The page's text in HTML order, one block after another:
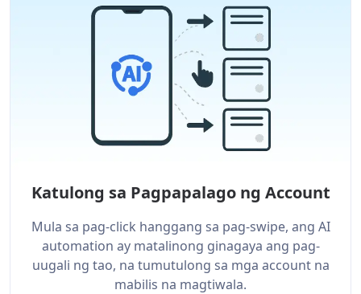
Katulong sa Pagpapalago ng Account
Mula sa pag-click hanggang sa pag-swipe, ang AI
automation ay matalinong ginagaya ang pag-
uugali ng tao, na tumutulong sa mga account na
mabilis na magtiwala.